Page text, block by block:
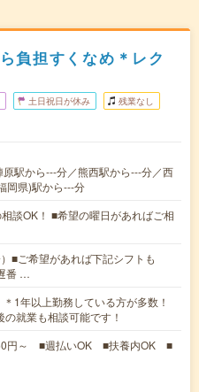
負担すくなめ＊レク
土日祝日が休み 残業なし
駅から---分／熊西駅から---分／西
岡県)駅から---分
談OK！ ■希望の曜日があればご相
■ご希望があれば下記シフトも
番 …
＊1年以上勤務している方が多数！
就業も相談可能です！
円～ ■週払いOK ■扶養内OK ■